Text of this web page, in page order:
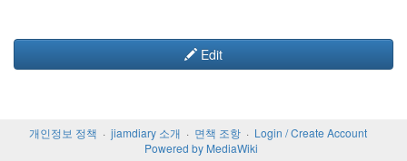
Edit
개인정보 정책 jiamdiary 소개 면책 조항
Login / Create Account
Powered by MediaWiki